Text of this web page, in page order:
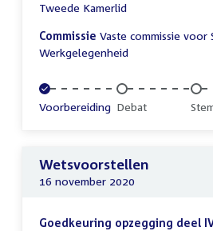
Tweede Kamerlid
Commissie Vaste commissie voor
Werkgelegenheid
Voltooid:
Voorbereiding Onvoltooid:
Debat
Wetsvoorstellen
16 november 2020
Goedkeuring opzegging deel